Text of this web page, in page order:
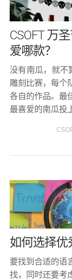
CSOFT 万
爱哪款？
没有南瓜，就不
雕刻比赛，每个
各自的作品。最
最喜爱的南瓜投
如何选择优
要找到合适的语
找，同时还要考